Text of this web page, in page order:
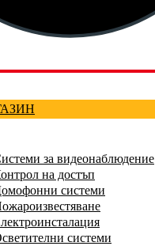
за видеонаблюдение
на достъп
системи
системи